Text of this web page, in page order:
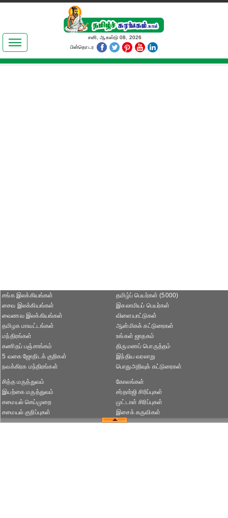
இலக்கியங்கள்
தமிழ் உலகம்
சனி, ஆகஸ்டு 08, 2026
பின்தொடர
சங்க இலக்கியங்கள்
சைவ இலக்கியங்கள்
வைணவ இலக்கியங்கள்
தமிழக மாவட்டங்கள்
தமிழ்ப் பெயர்கள் (5000)
இசுலாமியப் பெயர்கள்
விளையாட்டுகள்
ஆன்மிகக் கட்டுரைகள்
மந்திரங்கள்
கணிதப் பஞ்சாங்கம்
5 வகை ஜோதிடக் குறிகள்
நவக்கிரக மந்திரங்கள்
உங்கள் ஜாதகம்
திருமணப் பொருத்தம்
இந்திய வரலாறு
பொதுஅறிவுக் கட்டுரைகள்
சித்த மருத்துவம்
இயற்கை மருத்துவம்
சமையல் செய்முறை
சமையல் குறிப்புகள்
கோலங்கள்
சர்தார்ஜி சிரிப்புகள்
முட்டாள் சிரிப்புகள்
இசைக் கருவிகள்